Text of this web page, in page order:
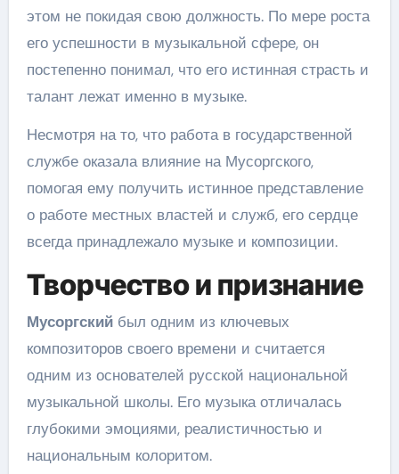
этом не покидая свою должность. По мере роста
его успешности в музыкальной сфере, он
постепенно понимал, что его истинная страсть и
талант лежат именно в музыке.
Несмотря на то, что работа в государственной
службе оказала влияние на Мусоргского,
помогая ему получить истинное представление
о работе местных властей и служб, его сердце
всегда принадлежало музыке и композиции.
Творчество и признание
Мусоргскийбыл одним из ключевых
композиторов своего времени и считается
одним из основателей русской национальной
музыкальной школы. Его музыка отличалась
глубокими эмоциями, реалистичностью и
национальным колоритом.